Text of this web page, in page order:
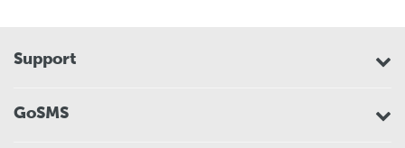
Support
GoSMS